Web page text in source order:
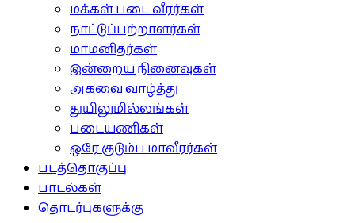
மக்கள் படை வீரர்கள்
நாட்டுப்பற்றாளர்கள்
மாமனிதர்கள்
இன்றைய நினைவுகள்
அகவை வாழ்த்து
துயிலுமில்லங்கள்
படையணிகள்
ஒரே குடும்ப மாவீரர்கள்
படத்தொகுப்பு
பாடல்கள்
தொடர்புகளுக்கு